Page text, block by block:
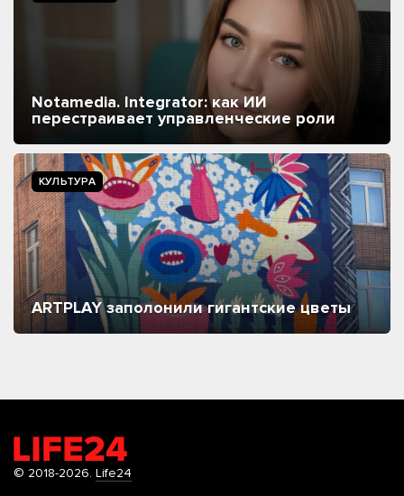
Notamedia. Integrator: как ИИ
перестраивает управленческие роли
КУЛЬТУРА
ARTPLAY заполонили гигантские цветы
© 2018-2026. Life24